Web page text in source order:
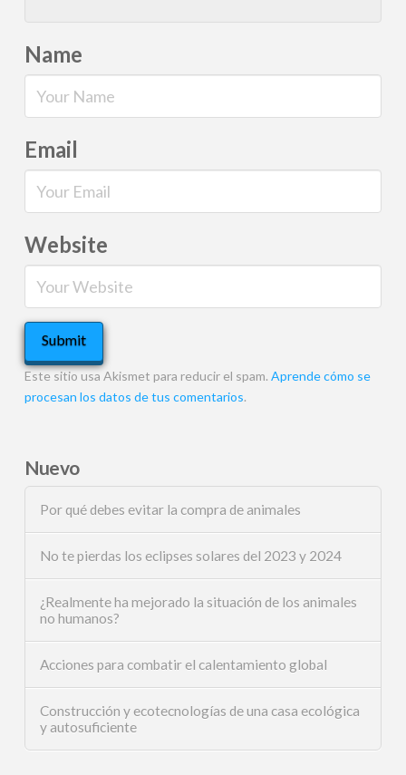
Name
Email
Website
Este sitio usa Akismet para reducir el spam. Aprende cómo se
procesan los datos de tus comentarios.
Nuevo
Por qué debes evitar la compra de animales
No te pierdas los eclipses solares del 2023 y 2024
¿Realmente ha mejorado la situación de los animales
no humanos?
Acciones para combatir el calentamiento global
Construcción y ecotecnologías de una casa ecológica
y autosuficiente